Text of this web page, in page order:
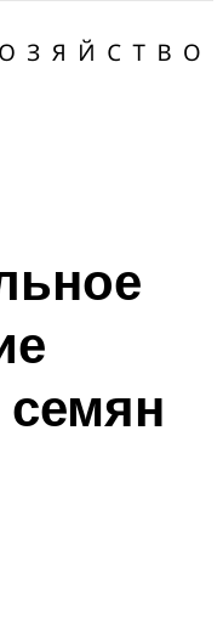
семян